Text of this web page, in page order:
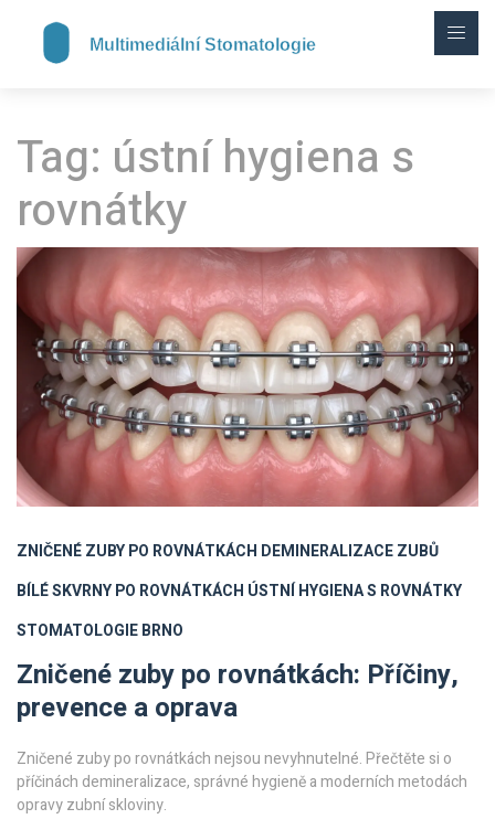
Tag: ústní hygiena s
rovnátky
ZNIČENÉ ZUBY PO ROVNÁTKÁCH DEMINERALIZACE ZUBŮ
BÍLÉ SKVRNY PO ROVNÁTKÁCH ÚSTNÍ HYGIENA S ROVNÁTKY
STOMATOLOGIE BRNO
Zničené zuby po rovnátkách: Příčiny,
prevence a oprava
Zničené zuby po rovnátkách nejsou nevyhnutelné. Přečtěte si o
příčinách demineralizace, správné hygieně a moderních metodách
opravy zubní skloviny.